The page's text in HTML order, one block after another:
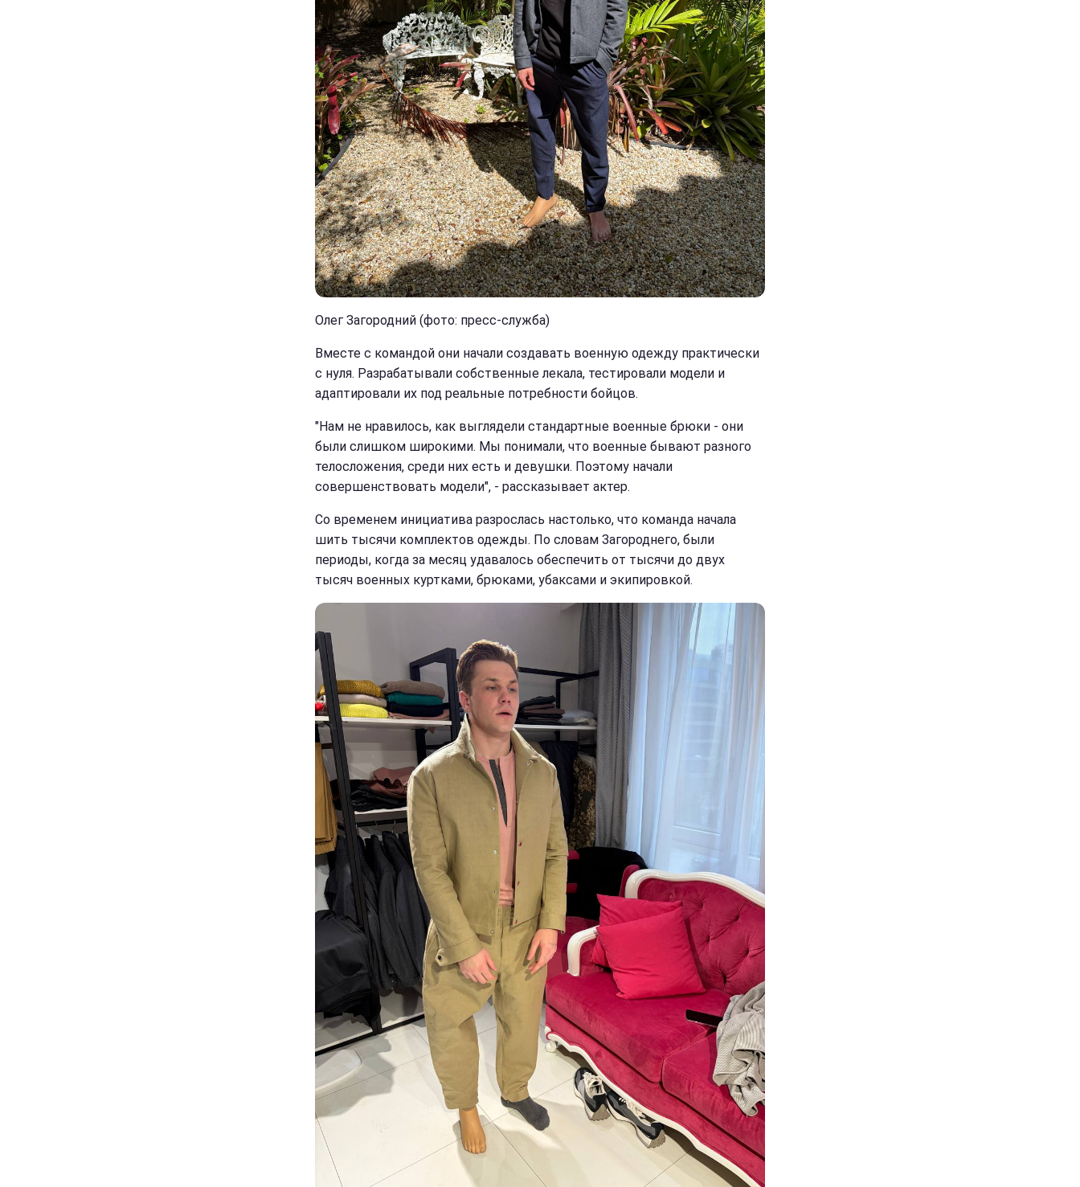
Олег Загородний (фото: пресс-служба)
Вместе с командой они начали создавать военную одежду практически
с нуля. Разрабатывали собственные лекала, тестировали модели и
адаптировали их под реальные потребности бойцов.
"Нам не нравилось, как выглядели стандартные военные брюки - они
были слишком широкими. Мы понимали, что военные бывают разного
телосложения, среди них есть и девушки. Поэтому начали
совершенствовать модели", - рассказывает актер.
Со временем инициатива разрослась настолько, что команда начала
шить тысячи комплектов одежды. По словам Загороднего, были
периоды, когда за месяц удавалось обеспечить от тысячи до двух
тысяч военных куртками, брюками, убаксами и экипировкой.